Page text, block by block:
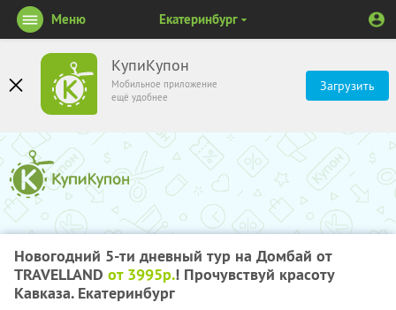
КупиКупон
Мобильное приложение
ещё удобнее
Загрузить
Меню Екатеринбург
Новогодний 5-ти дневный тур на Домбай от
TRAVELLAND от 3995р.! Прочувствуй красоту
Кавказа. Екатеринбург